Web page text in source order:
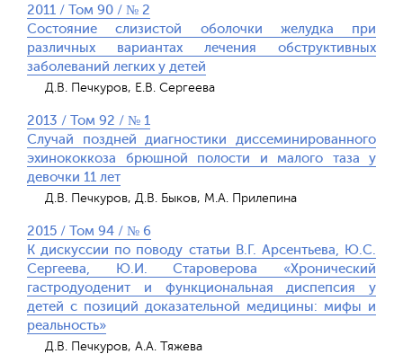
2011 / Том 90 / № 2
Состояние слизистой оболочки желудка при
различных вариантах лечения обструктивных
заболеваний легких у детей
Д.В. Печкуров, Е.В. Сергеева
2013 / Том 92 / № 1
Случай поздней диагностики диссеминированного
эхинококкоза брюшной полости и малого таза у
девочки 11 лет
Д.В. Печкуров, Д.В. Быков, М.А. Прилепина
2015 / Том 94 / № 6
К дискуссии по поводу статьи В.Г. Арсентьева, Ю.С.
Сергеева, Ю.И. Староверова «Хронический
гастродуоденит и функциональная диспепсия у
детей с позиций доказательной медицины: мифы и
реальность»
Д.В. Печкуров, А.А. Тяжева